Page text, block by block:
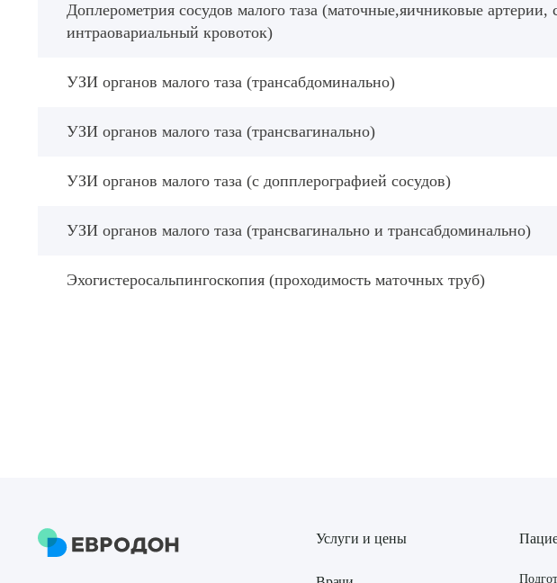
Доплерометрия сосудов малого таза (маточные,яичниковые
интраовариальный кровоток)
УЗИ органов малого таза (трансабдоминально)
УЗИ органов малого таза (трансвагинально)
УЗИ органов малого таза (с допплерографией сосудов)
УЗИ органов малого таза (трансвагинально и трансабдоминально)
Эхогистеросальпингоскопия (проходимость маточных труб)
Услуги и цены